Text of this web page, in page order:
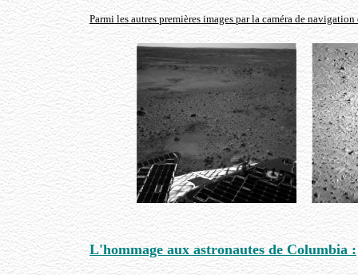
Parmi les autres premières images par la caméra de
L'hommage aux astronautes de Columbia :